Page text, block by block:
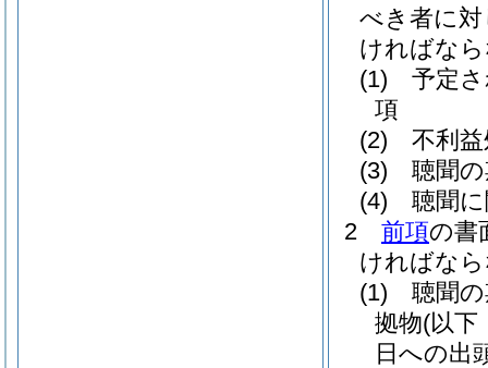
べき者に対
ければな
(1)
予定
項
(2)
不利
(3)
聴聞
(4)
聴聞
2
前項の書
ければな
(1)
聴聞
拠物(以下
日への出